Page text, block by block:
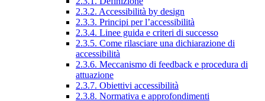
2.3.2. Accessibilità by design
2.3.3. Principi per l’accessibilità
2.3.4. Linee guida e criteri di successo
2.3.5. Come rilasciare una dichiarazione di
accessibilità
2.3.6. Meccanismo di feedback e procedura di
attuazione
2.3.7. Obiettivi accessibilità
2.3.8. Normativa e approfondimenti